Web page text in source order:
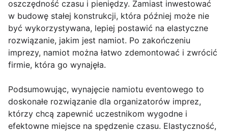
oszczędność czasu i pieniędzy. Zamiast inwestować
w budowę stałej konstrukcji, która później może nie
być wykorzystywana, lepiej postawić na elastyczne
rozwiązanie, jakim jest namiot. Po zakończeniu
imprezy, namiot można łatwo zdemontować i zwrócić
firmie, która go wynajęła.
Podsumowując, wynajęcie namiotu eventowego to
doskonałe rozwiązanie dla organizatorów imprez,
którzy chcą zapewnić uczestnikom wygodne i
efektowne miejsce na spędzenie czasu. Elastyczność,